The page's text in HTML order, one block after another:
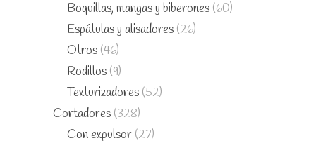
Boquillas, mangas y biberones (60)
Espátulas y alisadores (26)
Otros (46)
Rodillos (9)
Texturizadores (52)
Cortadores (328)
Con expulsor (27)